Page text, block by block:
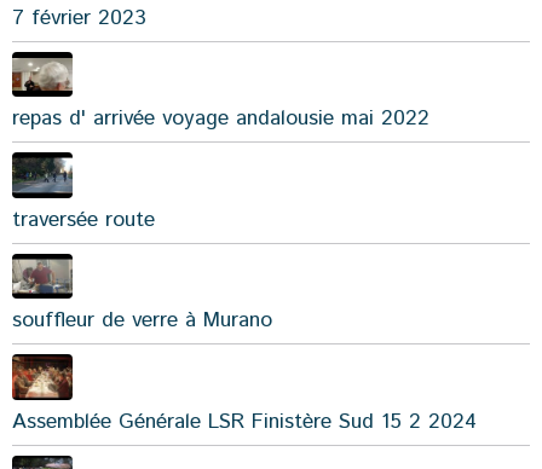
7 février 2023
repas d' arrivée voyage andalousie mai 2022
traversée route
souffleur de verre à Murano
Assemblée Générale LSR Finistère Sud 15 2 2024